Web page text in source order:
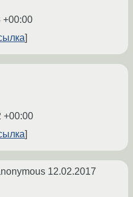
+00:00
+00:00
12.02.2017